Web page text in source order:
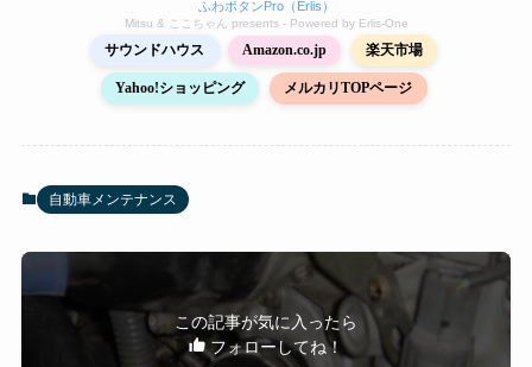
ふわボタンPro（Erlis）
Mitsu & ここちゃん presents - Powered by Erlis‑One
サウンドハウス Amazon.co.jp 楽天市場
Yahoo!ショッピング メルカリTOPページ
自動車メンテナンス
この記事が気に入ったら
フォローしてね！